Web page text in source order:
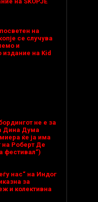
на
се случува
и
издание на Kid
не е за
Дина Дума
ќе ја има
на Роберт Де
фестивал“)
нас“ на Индог
за
и колективна